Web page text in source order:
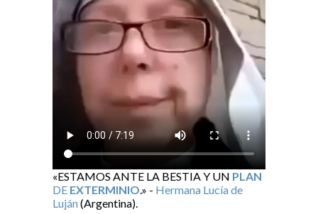
«ESTAMOS ANTE LA BESTIA Y UN PLAN
DE EXTERMINIO.» - Hermana Lucía de
Luján(Argentina).